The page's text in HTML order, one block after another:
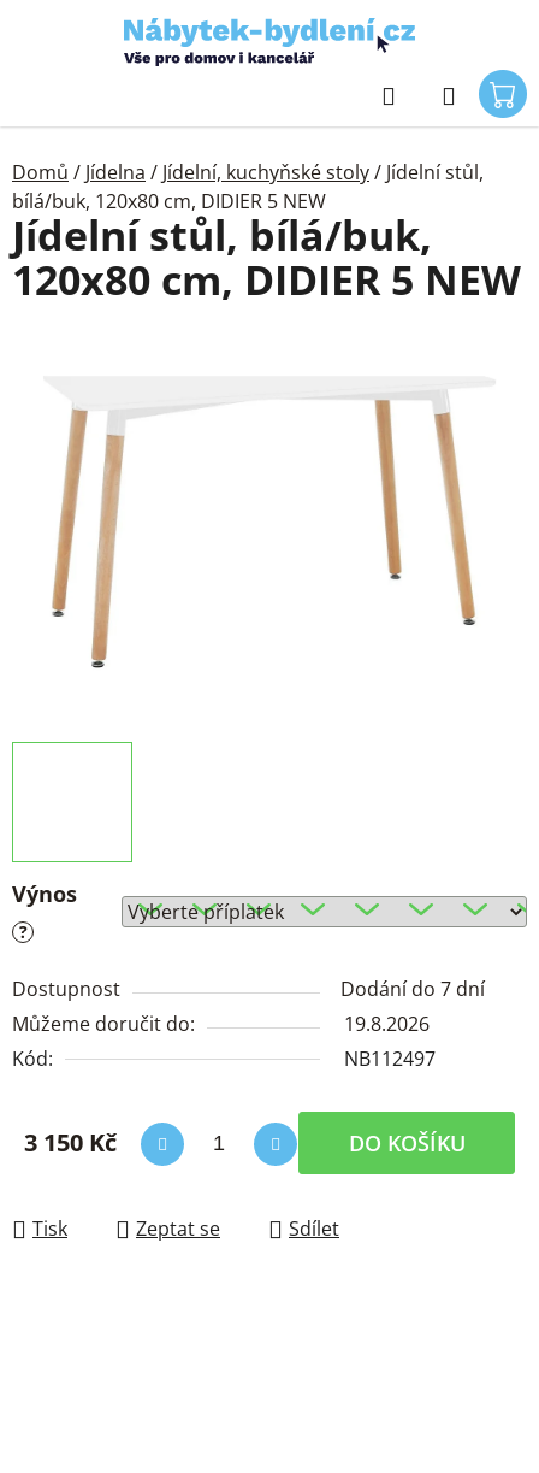
Hledat
Domů / Jídelna / Jídelní, kuchyňské stoly/ Jídelní stůl,
bílá/buk, 120x80 cm, DIDIER 5 NEW
Výnos
?
Dostupnost
Dodání do 7 dní
Můžeme doručit do:
19.8.2026
Kód:
NB112497
3 150 Kč DO KOŠÍKU
Tisk Zeptat se Sdílet
Jídelní stůl, bílá/buk,
120x80 cm, DIDIER 5 NEW